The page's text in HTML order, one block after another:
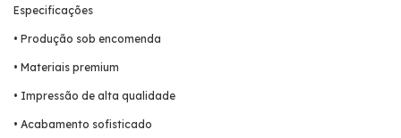
Especificações
• Produção sob encomenda
• Materiais premium
• Impressão de alta qualidade
• Acabamento sofisticado